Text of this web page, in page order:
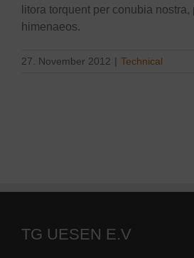
litora torquent per conubia nostra,
himenaeos.
27. November 2012 | Technical
TG UESEN E.V